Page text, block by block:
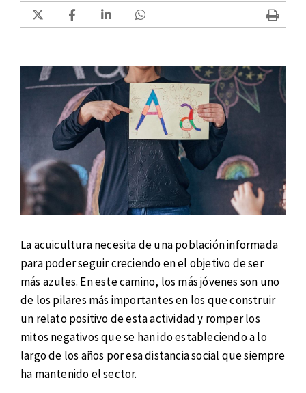
La acuicultura necesita de una población informada
para poder seguir creciendo en el objetivo de ser
más azules. En este camino, los más jóvenes son uno
de los pilares más importantes en los que construir
un relato positivo de esta actividad y romper los
mitos negativos que se han ido estableciendo a lo
largo de los años por esa distancia social que siempre
ha mantenido el sector.